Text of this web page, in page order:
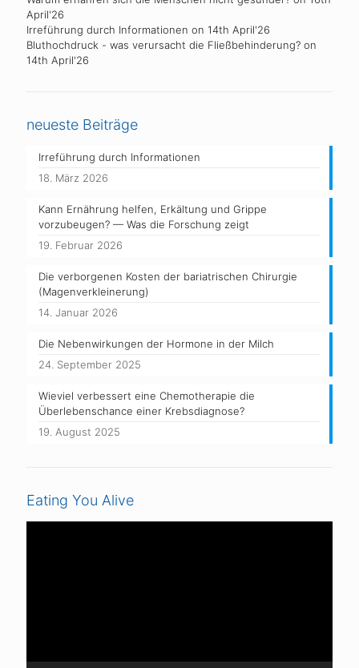
April'26
Irreführung durch Informationen on 14th April'26
Bluthochdruck - was verursacht die Fließbehinderung? on
14th April'26
neueste Beiträge
Irreführung durch Informationen
18. März 2026
Kann Ernährung helfen, Erkältung und Grippe
vorzubeugen? — Was die Forschung zeigt
19. Februar 2026
Die verborgenen Kosten der bariatrischen Chirurgie
(Magenverkleinerung)
14. Januar 2026
Die Nebenwirkungen der Hormone in der Milch
24. September 2025
Wieviel verbessert eine Chemotherapie die
Überlebenschance einer Krebsdiagnose?
19. August 2025
Eating You Alive